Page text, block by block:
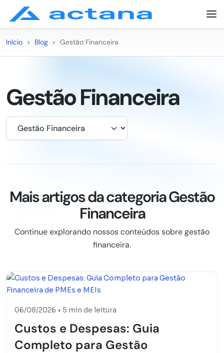
Início > Blog > Gestão Financeira
Gestão Financeira
Mais artigos da categoria Gestão
Financeira
Continue explorando nossos conteúdos sobre gestão
financeira.
06/08/2026 • 5 min de leitura
Custos e Despesas: Guia
Completo para Gestão